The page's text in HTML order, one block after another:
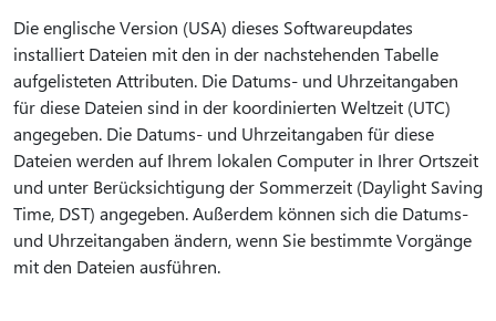
Die englische Version (USA) dieses Softwareupdates
installiert Dateien mit den in der nachstehenden Tabelle
aufgelisteten Attributen. Die Datums- und Uhrzeitangaben
für diese Dateien sind in der koordinierten Weltzeit (UTC)
angegeben. Die Datums- und Uhrzeitangaben für diese
Dateien werden auf Ihrem lokalen Computer in Ihrer Ortszeit
und unter Berücksichtigung der Sommerzeit (Daylight Saving
Time, DST) angegeben. Außerdem können sich die Datums-
und Uhrzeitangaben ändern, wenn Sie bestimmte Vorgänge
mit den Dateien ausführen.